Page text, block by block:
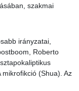
szakmai
irányzatai,
Roberto
mikrofikció (Shua). Az